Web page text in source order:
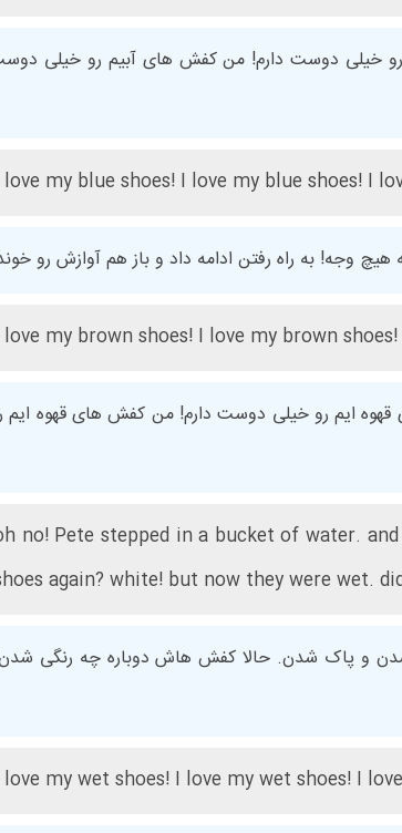
خیلی دوست دارم! من کفش های آبیم رو خیلی
love my blue shoes! I love my blue shoes! I
وجه! به راه رفتن ادامه داد و باز هم آوازش رو
love my brown shoes! I love my brown
ایم رو خیلی دوست دارم! من کفش های قهوه ایم
no! Pete stepped in a bucket of water.
again? white! but now they were wet.
و پاک شدن. حالا کفش هاش دوباره چه رنگی
love my wet shoes! I love my wet shoes! I